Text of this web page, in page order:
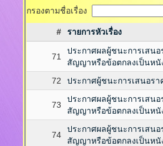
กรองตามชื่อเรื่อง
# รายการหัวเรื่อง
71
ประกาศผลผู้ชนะการเสน
สัญญาหรือข้อตกลงเป็นหนั
72
ประกาศผู้ชนะการเสนอร
73
ประกาศผลผู้ชนะการเสน
สัญญาหรือข้อตกลงเป็นหนั
74
ประกาศผลผู้ชนะการเสน
สัญญาหรือข้อตกลงเป็นหนั